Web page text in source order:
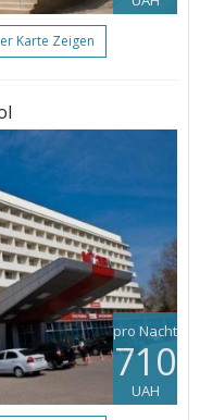
Karte Zeigen
pro Nacht
710
UAH